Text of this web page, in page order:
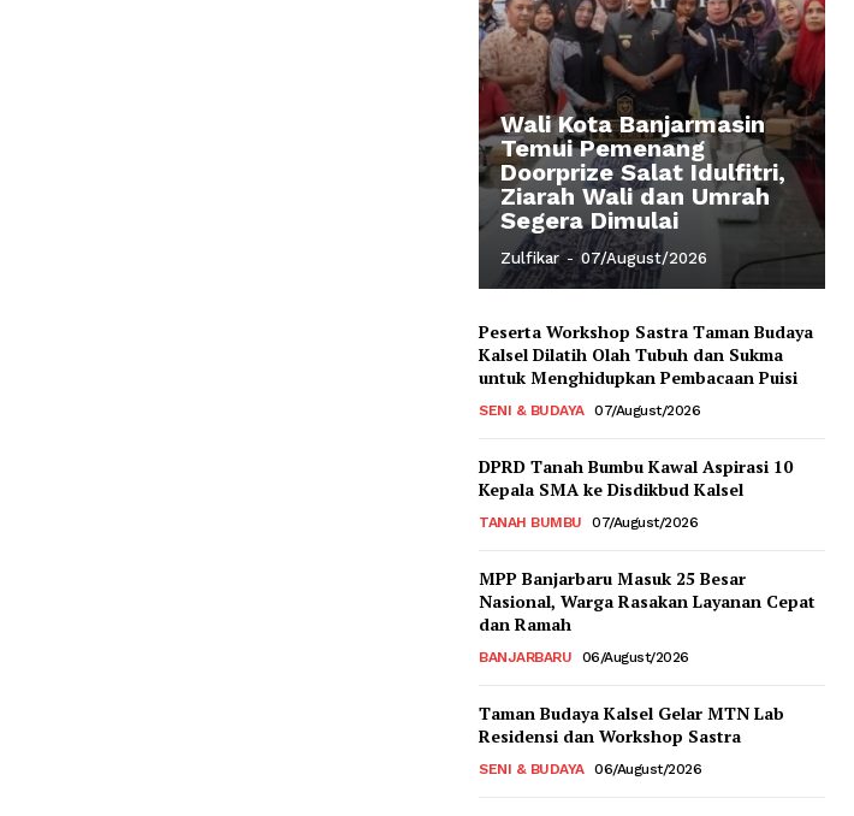
Wali Kota Banjarmasin
Temui Pemenang
Doorprize Salat Idulfitri,
Ziarah Wali dan Umrah
Segera Dimulai
Zulfikar - 07/August/2026
Peserta Workshop Sastra Taman Budaya
Kalsel Dilatih Olah Tubuh dan Sukma
untuk Menghidupkan Pembacaan Puisi
SENI & BUDAYA 07/August/2026
DPRD Tanah Bumbu Kawal Aspirasi 10
Kepala SMA ke Disdikbud Kalsel
TANAH BUMBU 07/August/2026
MPP Banjarbaru Masuk 25 Besar
Nasional, Warga Rasakan Layanan Cepat
dan Ramah
BANJARBARU 06/August/2026
Taman Budaya Kalsel Gelar MTN Lab
Residensi dan Workshop Sastra
SENI & BUDAYA 06/August/2026